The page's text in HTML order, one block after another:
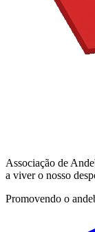
Associação de
a viver o nosso
Promovendo o